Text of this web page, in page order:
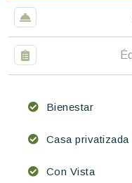
Bienestar
Casa privatizada
Con Vista